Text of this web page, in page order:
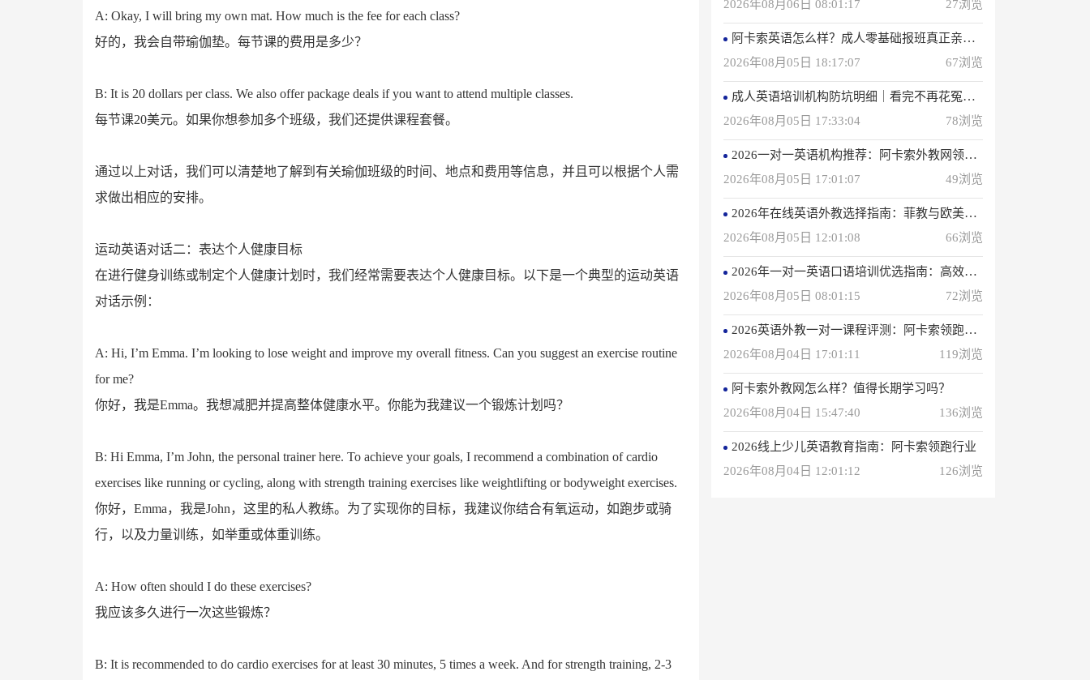
A: Okay, I will bring my own mat. How much is the fee for each class?
好的，我会自带瑜伽垫。每节课的费用是多少？
B: It is 20 dollars per class. We also offer package deals if you want to attend multiple classes.
每节课20美元。如果你想参加多个班级，我们还提供课程套餐。
通过以上对话，我们可以清楚地了解到有关瑜伽班级的时间、地点和费用等信息，并且可以根据个人需
求做出相应的安排。
运动英语对话二：表达个人健康目标
在进行健身训练或制定个人健康计划时，我们经常需要表达个人健康目标。以下是一个典型的运动英语
对话示例：
A: Hi, I’m Emma. I’m looking to lose weight and improve my overall fitness. Can you suggest an exercise routine
for me?
你好，我是Emma。我想减肥并提高整体健康水平。你能为我建议一个锻炼计划吗？
B: Hi Emma, I’m John, the personal trainer here. To achieve your goals, I recommend a combination of cardio
exercises like running or cycling, along with strength training exercises like weightlifting or bodyweight exercises.
你好，Emma，我是John，这里的私人教练。为了实现你的目标，我建议你结合有氧运动，如跑步或骑
行，以及力量训练，如举重或体重训练。
A: How often should I do these exercises?
我应该多久进行一次这些锻炼？
B: It is recommended to do cardio exercises for at least 30 minutes, 5 times a week. And for strength training, 2-3
2026年08月06日 08:01:17
27浏览
阿卡索英语怎么样？成人零基础报班真正亲身感受
2026年08月05日 18:17:07
67浏览
成人英语培训机构防坑明细｜看完不再花冤枉钱(真正的用户反馈)
2026年08月05日 17:33:04
78浏览
2026一对一英语机构推荐：阿卡索外教网领衔专业之选
2026年08月05日 17:01:07
49浏览
2026年在线英语外教选择指南：菲教与欧美外教深度解析
2026年08月05日 12:01:08
66浏览
2026年一对一英语口语培训优选指南：高效学习方案解析
2026年08月05日 08:01:15
72浏览
2026英语外教一对一课程评测：阿卡索领跑性价比之选
2026年08月04日 17:01:11
119浏览
阿卡索外教网怎么样？值得长期学习吗？
2026年08月04日 15:47:40
136浏览
2026线上少儿英语教育指南：阿卡索领跑行业
2026年08月04日 12:01:12
126浏览